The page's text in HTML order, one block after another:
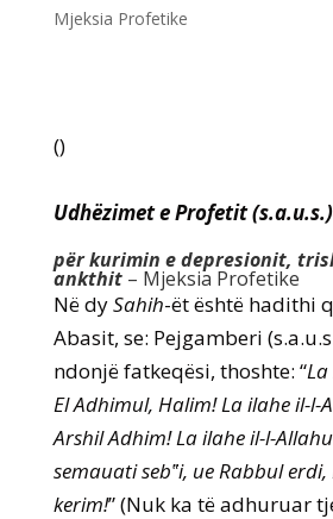
Mjeksia Profetike
()
Udhëzimet e Profetit (s.a.u.s.)
për kurimin e depresionit,
ankthit– Mjeksia Profetike
Në dySahih-ët është hadithi
Abasit, se: Pejgamberi
ndonjë fatkeqësi, thoshte: “
El Adhimul, Halim! La ilahe il-l-
Arshil Adhim! La ilahe il-l-
semauati seb‟i, ue Rabbul
kerim!” (Nuk ka të adhuruar